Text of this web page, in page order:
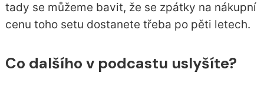
tady se můžeme bavit, že se zpátky na nákupní
cenu toho setu dostanete třeba po pěti letech.
Co dalšího v podcastu uslyšíte?